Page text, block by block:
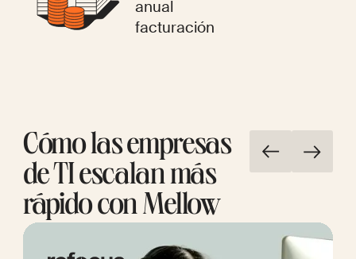
anual
facturación
Cómo las empresas
de TI escalan más
rápido con Mellow